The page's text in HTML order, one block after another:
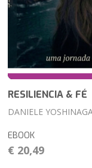
RESILIENCIA & FÉ
DANIELE
EBOOK
€ 20,49